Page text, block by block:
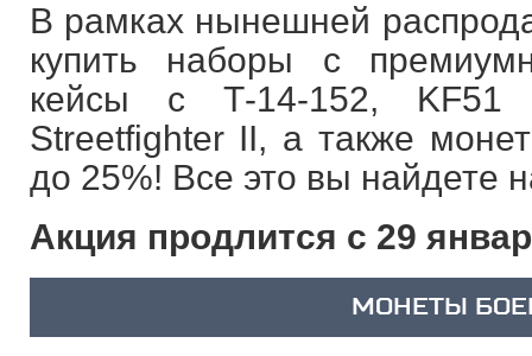
В рамках нынешней
купить наборы с
кейсы с Т-14-152,
Streetfighter II, а также
до 25%! Все это вы найдете
Акция продлится с 29
МОНЕТЫ